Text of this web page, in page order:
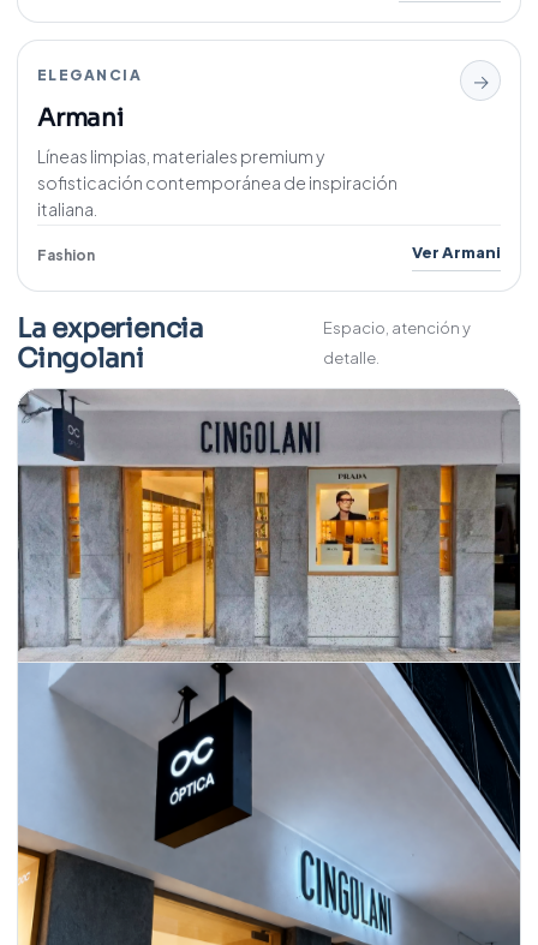
ELEGANCIA →
Armani
Líneas limpias, materiales premium y
sofisticación contemporánea de inspiración
italiana.
Fashion Ver Armani
La experiencia
Cingolani
Espacio, atención y
detalle.